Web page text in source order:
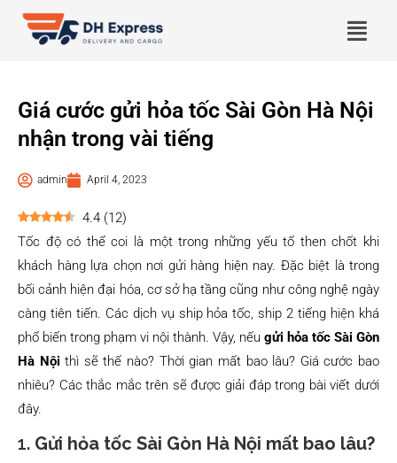
Giá cước gửi hỏa tốc Sài Gòn Hà Nội
nhận trong vài tiếng
admin April 4, 2023
4.4 (12)
Tốc độ có thể coi là một trong những yếu tố then chốt khi
khách hàng lựa chọn nơi gửi hàng hiện nay. Đặc biệt là trong
bối cảnh hiện đại hóa, cơ sở hạ tầng cũng như công nghệ ngày
càng tiên tiến. Các dịch vụ ship hỏa tốc, ship 2 tiếng hiện khá
phổ biến trong phạm vi nội thành. Vậy, nếu gửi hỏa tốc Sài Gòn
Hà Nội thì sẽ thế nào? Thời gian mất bao lâu? Giá cước bao
nhiêu? Các thắc mắc trên sẽ được giải đáp trong bài viết dưới
đây.
1. Gửi hỏa tốc Sài Gòn Hà Nội mất bao lâu?